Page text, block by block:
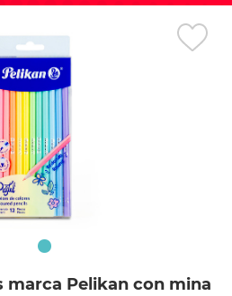
marca Pelikan con mina